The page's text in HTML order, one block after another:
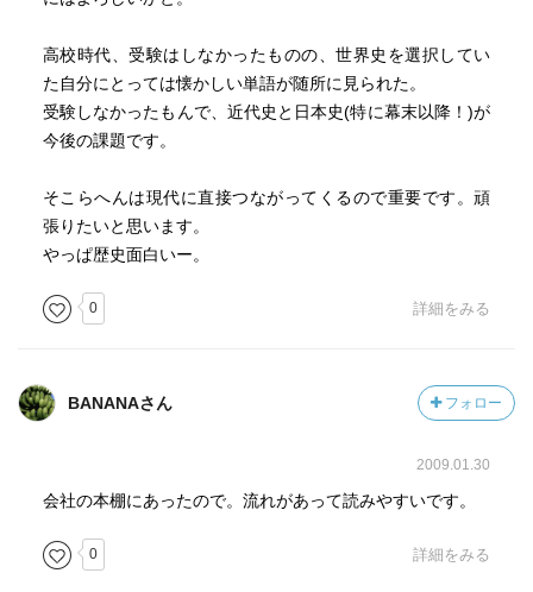
高校時代、受験はしなかったものの、世界史を選択してい
た自分にとっては懐かしい単語が随所に見られた。
受験しなかったもんで、近代史と日本史(特に幕末以降！)が
今後の課題です。
そこらへんは現代に直接つながってくるので重要です。頑
張りたいと思います。
やっぱ歴史面白いー。
0 詳細をみる
BANANAさん フォロー
2009.01.30
会社の本棚にあったので。流れがあって読みやすいです。
0 詳細をみる